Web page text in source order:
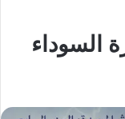
السوداء